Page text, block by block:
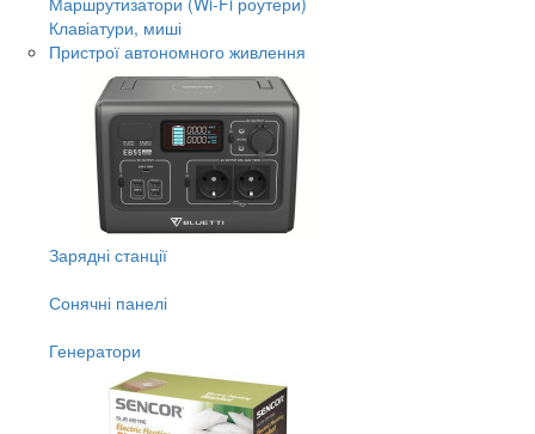
Клавіатури, миші
Пристрої автономного живлення
Зарядні станції
Сонячні панелі
Генератори